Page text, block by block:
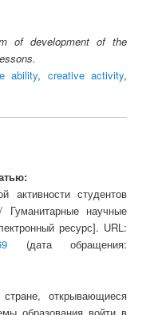
of development of the
ability, creative activity,
активности студентов
Гуманитарные научные
ресурс]. URL:
(дата обращения:
открывающиеся
образования войти в